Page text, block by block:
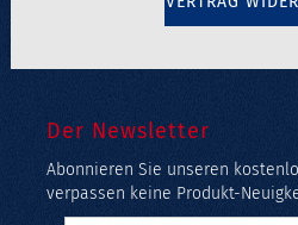
Der Newsletter
Abonnieren Sie unseren
verpassen keine Produkt-